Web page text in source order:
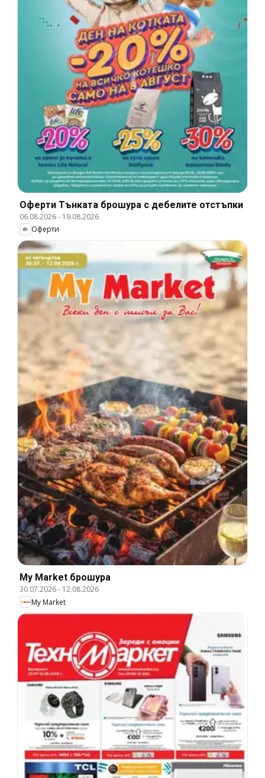
Оферти Тънката брошура с дебелите отстъпки
06.08.2026- 19.08.2026
Оферти
My Market брошура
30.07.2026- 12.08.2026
My Market